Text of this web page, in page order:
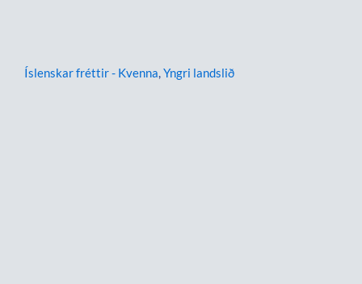
Íslenskar fréttir - Kvenna,Yngri landslið